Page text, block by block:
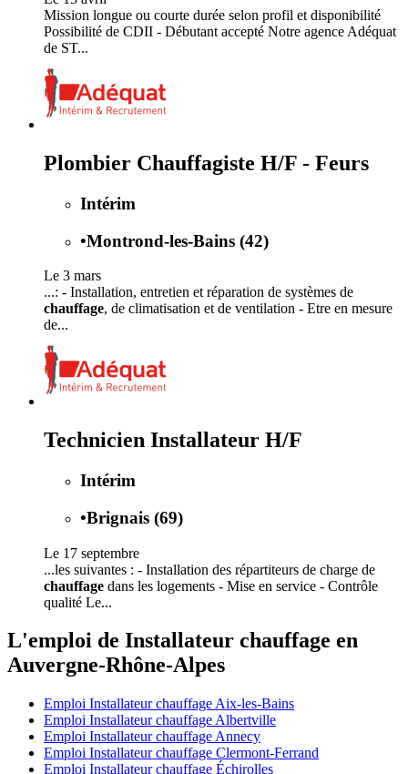
Mission longue ou courte durée selon profil et disponibilité
Possibilité de CDII - Débutant accepté Notre agence Adéquat
de ST...
Plombier Chauffagiste H/F - Feurs
Intérim
•Montrond-les-Bains (42)
Le 3 mars
...: - Installation, entretien et réparation de systèmes de
chauffage, de climatisation et de ventilation - Etre en mesure
de...
Technicien Installateur H/F
Intérim
•Brignais (69)
Le 17 septembre
...les suivantes : - Installation des répartiteurs de charge de
chauffage dans les logements - Mise en service - Contrôle
qualité Le...
L'emploi de Installateur chauffage en
Auvergne-Rhône-Alpes
Emploi Installateur chauffage Aix-les-Bains
Emploi Installateur chauffage Albertville
Emploi Installateur chauffage Annecy
Emploi Installateur chauffage Clermont-Ferrand
Emploi Installateur chauffage Échirolles